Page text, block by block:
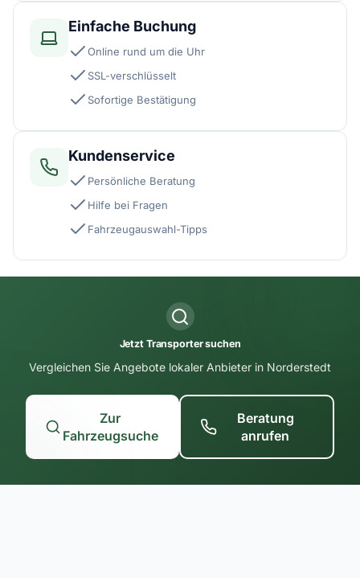
Einfache Buchung
Online rund um die Uhr
SSL-verschlüsselt
Sofortige Bestätigung
Kundenservice
Persönliche Beratung
Hilfe bei Fragen
Fahrzeugauswahl-Tipps
Jetzt Transporter suchen
Vergleichen Sie Angebote lokaler Anbieter in Norderstedt
Zur
Fahrzeugsuche
Beratung
anrufen